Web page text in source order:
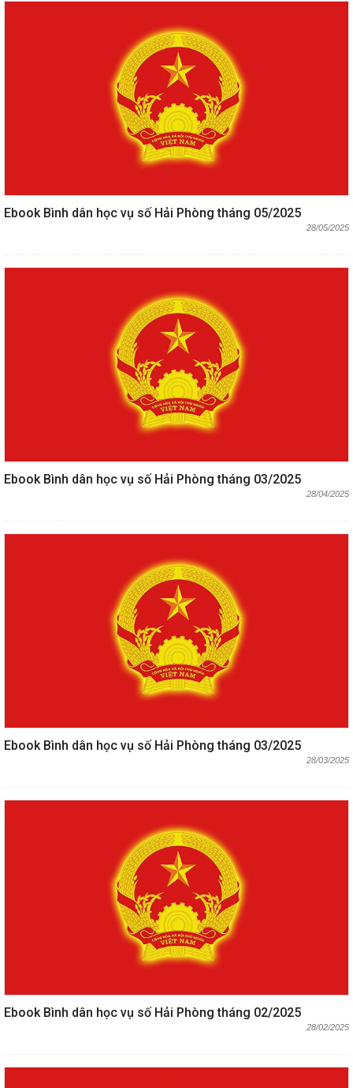
Ebook Bình dân học vụ số Hải Phòng tháng 05/2025
28/05/2025
Ebook Bình dân học vụ số Hải Phòng tháng 03/2025
28/04/2025
Ebook Bình dân học vụ số Hải Phòng tháng 03/2025
28/03/2025
Ebook Bình dân học vụ số Hải Phòng tháng 02/2025
28/02/2025